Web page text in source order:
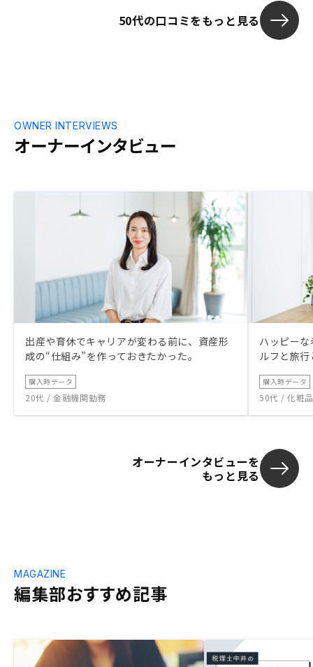
50代の口コミをもっと見る
オーナーインタビュー
OWNER INTERVIEWS
出産や育休でキャリアが変わる前に、資産形
成の“仕組み”を作っておきたかった。
購入時データ
20代 / 金融機関勤務
ハッピー
ルフと旅
購入時データ
50代 / 化粧
オーナーインタビューを
もっと見る
編集部おすすめ記事
MAGAZINE